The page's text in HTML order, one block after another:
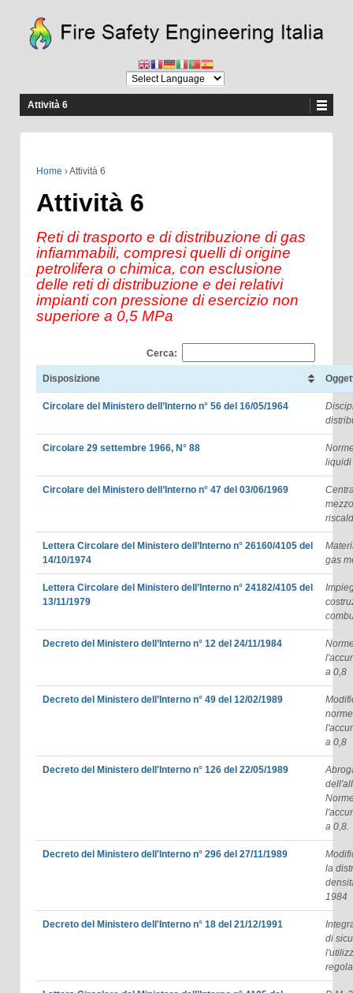
Attività 6
Home ›Attività 6
Attività 6
Reti di trasporto e di distribuzione di gas
infiammabili, compresi quelli di origine
petrolifera o chimica, con esclusione
delle reti di distribuzione e dei relativi
impianti con pressione di esercizio non
superiore a 0,5 MPa
Cerca:
Disposizione
Circolare del Ministero dell’Interno n° 56 del 16/05/1964
Circolare 29 settembre 1966, N° 88
liquidi
Circolare del Ministero dell’Interno n° 47 del 03/06/1969
Lettera Circolare del Ministero dell’Interno n° 26160/4105 del
14/10/1974
gas
Lettera Circolare del Ministero dell’Interno n° 24182/4105 del
13/11/1979
Decreto del Ministero dell’Interno n° 12 del 24/11/1984
a 0,8
Decreto del Ministero dell’Interno n° 49 del 12/02/1989
a 0,8
Decreto del Ministero dell'Interno n° 126 del 22/05/1989
a 0,8.
Decreto del Ministero dell'Interno n° 296 del 27/11/1989
la
1984
Decreto del Ministero dell'Interno n° 18 del 21/12/1991
di